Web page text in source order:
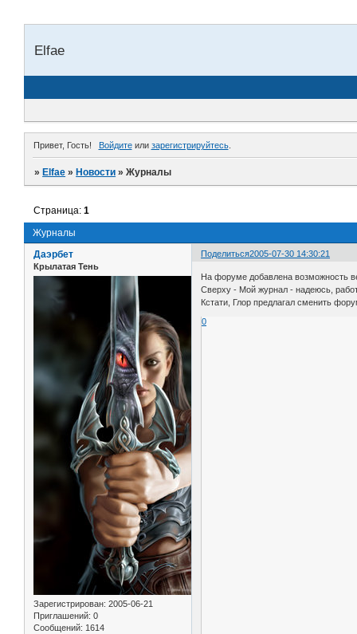
Elfae
Привет, Гость! Войдитеили зарегистрируйтесь.
»Elfae »Новости »Журналы
Журналы
Страница:1
Поделиться2005-07-30 14:30:21
Даэрбет
Крылатая Тень
Зарегистрирован: 2005-06-21
Приглашений: 0
Сообщений: 1614
На форуме добавлена возможность
Сверху - Мой журнал - надеюсь,
Кстати, Глор предлагал сменить
0